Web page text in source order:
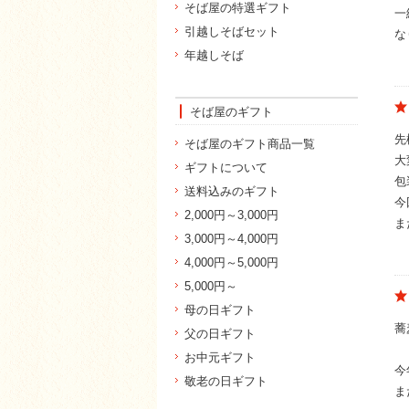
一
先
包
今
蕎
今
そば屋の特選ギフト
引越しそばセット
年越しそば
そば屋のギフト
そば屋のギフト商品一覧
ギフトについて
送料込みのギフト
2,000円～3,000円
3,000円～4,000円
4,000円～5,000円
5,000円～
母の日ギフト
父の日ギフト
お中元ギフト
敬老の日ギフト